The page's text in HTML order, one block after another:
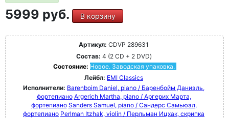
5999 руб. В корзину
Артикул: CDVP 289631
Состав: 4 (2 CD + 2 DVD)
Состояние: Новое. Заводская упаковка.
Лейбл: EMI Classics
Исполнители: Barenboim Daniel, piano / Баренбойм Даниэль,
фортепиано Argerich Martha, piano / Аргерих Марта,
фортепиано Sanders Samuel, piano / Сандерс Самьюэл,
фортепиано Perlman Itzhak, violin / Перльман Ицхак, скрипка